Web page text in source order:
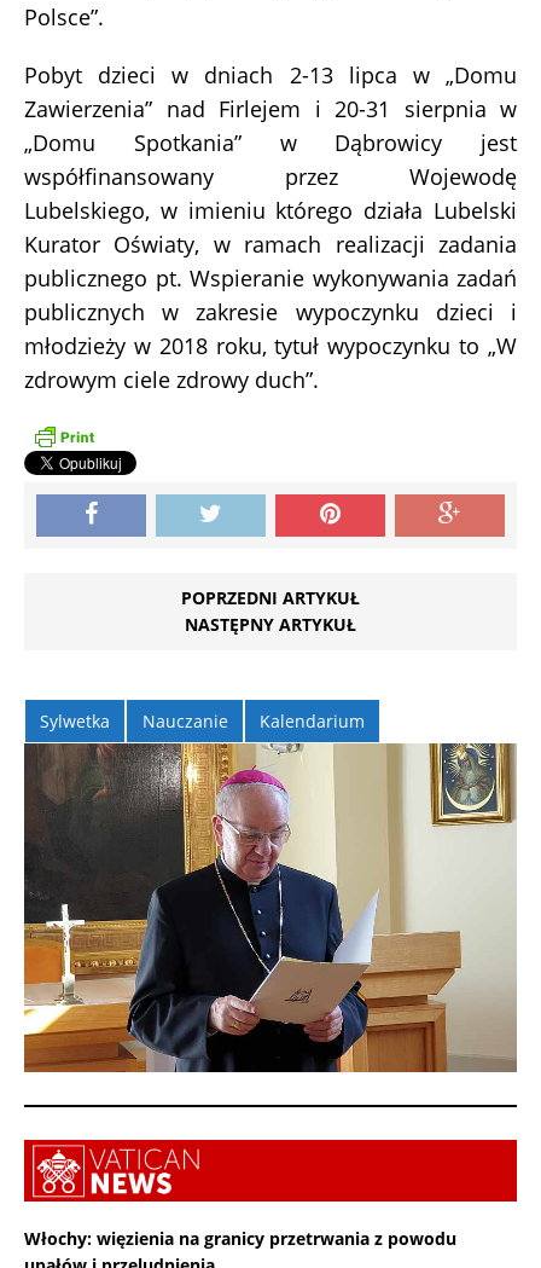
Polsce”.
Pobyt dzieci w dniach 2-13 lipca w „Domu
Zawierzenia” nad Firlejem i 20-31 sierpnia w
„Domu Spotkania” w Dąbrowicy jest
współfinansowany przez Wojewodę
Lubelskiego, w imieniu którego działa Lubelski
Kurator Oświaty, w ramach realizacji zadania
publicznego pt. Wspieranie wykonywania zadań
publicznych w zakresie wypoczynku dzieci i
młodzieży w 2018 roku, tytuł wypoczynku to „W
zdrowym ciele zdrowy duch”.
POPRZEDNI ARTYKUŁ
NASTĘPNY ARTYKUŁ
Sylwetka Nauczanie Kalendarium
Włochy: więzienia na granicy przetrwania z powodu